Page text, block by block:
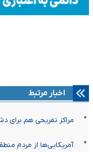
اخبار مرتبط
مراکز تفریحی هم برای
آمریکایی‌ها از مردم